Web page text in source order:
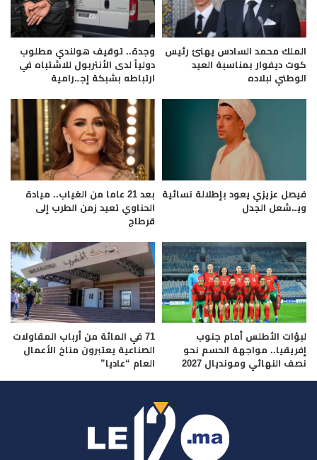
الملك محمد السادس يهنئ رئيس
كوت ديفوار بمناسبة العيد
الوطني لبلاده
وجدة.. توقيف هولندي مطلوب
دولياً لدى الأنتربول للاشتباه في
ارتباطه بشبكة إجـ.رامية
فيصل عزيزي يعود بإطلالة نسائية
ويـ.شعل الجدل
بعد 21 عاما من الغياب.. ميادة
الحناوي تعيد زمن الطرب إلى
قرطاج
لبؤات الأطلس أمام جنوب
إفريقيا.. مواجهة الحسم نحو
نصف النهائي ومونديال 2027
71 في المائة من أرباب المقاولات
الصناعية يعتبرون مناخ الأعمال
العام “عاديا”